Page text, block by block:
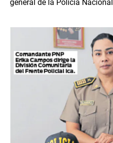
general de la Policía Nacional